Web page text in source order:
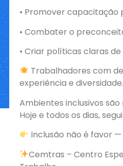
• Promover capacitação
• Combater o
• Criar políticas claras
Trabalhadores com
experiência e diversidade.
Ambientes inclusivos
Hoje e todos os dias,
Inclusão não é favor —
Cemtras – Centro